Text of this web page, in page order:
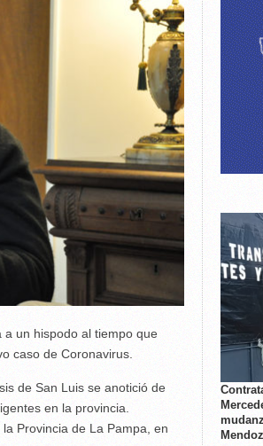
a un hispodo al tiempo que
caso de Coronavirus.
de San Luis se anotició de
en la provincia.
Provincia de La Pampa, en